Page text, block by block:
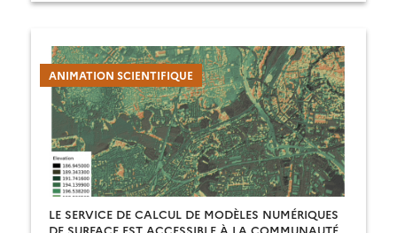
ANIMATION SCIENTIFIQUE
LE SERVICE DE CALCUL DE MODÈLES NUMÉRIQUES
DE SURFACE EST ACCESSIBLE À LA COMMUNAUTÉ